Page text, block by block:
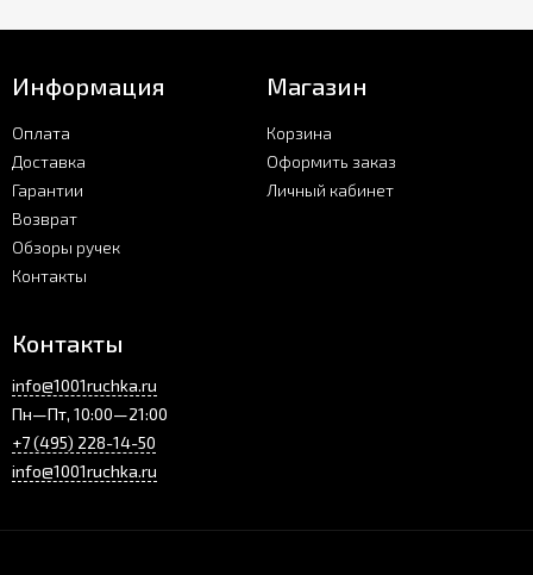
Информация
Оплата
Доставка
Гарантии
Возврат
Обзоры ручек
Контакты
Магазин
Корзина
Оформить заказ
Личный кабинет
Контакты
info@1001ruchka.ru
Пн—Пт, 10:00—21:00
+7 (495) 228-14-50
info@1001ruchka.ru